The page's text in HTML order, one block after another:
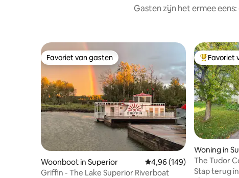
Gasten zijn het ermee
Favoriet van gasten
Favoriet van gasten
Woonboot in Superior Gemiddelde beoordeling
4,96 (149)
Griffin - The Lake Superior Riverboat
Favoriet
Woning in
The Tudor
3
Stap terug